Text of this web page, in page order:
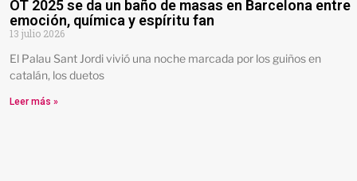
OT 2025 se da un baño de masas en Barcelona entre
emoción, química y espíritu fan
13 julio 2026
El Palau Sant Jordi vivió una noche marcada por los guiños en
catalán, los duetos
Leer más »